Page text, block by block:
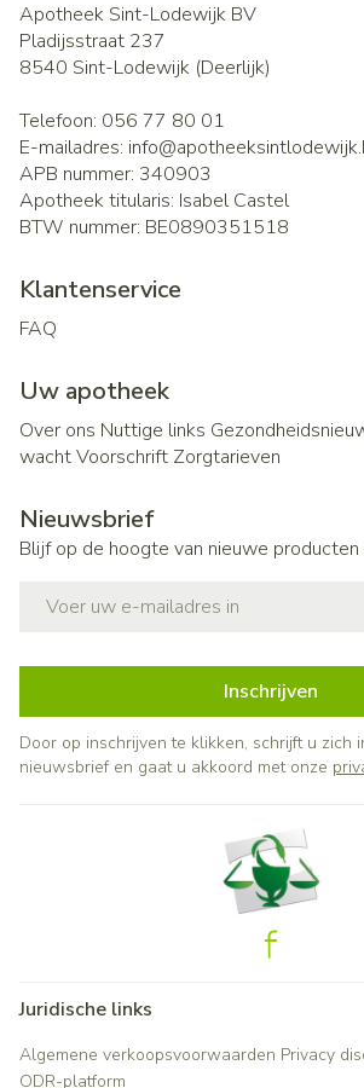
Apotheek Sint-Lodewijk BV
Pladijsstraat 237
8540 Sint-Lodewijk (Deerlijk)
Telefoon: 056 77 80 01
E-mailadres: info@
APB nummer: 340903
Apotheek titularis: Isabel Castel
BTW nummer: BE0890351518
Klantenservice
FAQ
Uw apotheek
Over ons Nuttige links
wachtVoorschrift Zorgtarieven
Nieuwsbrief
Blijf op de hoogte van nieuwe
Inschrijven
Door op inschrijven te klikken, schrijft u zich
nieuwsbrief en gaat u akkoord met onze
Juridische links
Algemene verkoopsvoorwaarden Privacy
ODR-platform